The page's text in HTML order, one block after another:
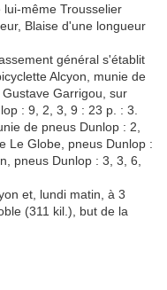
lui-même Trousselier
Blaise d'une longueur
général s'établit
Alcyon, munie de
Garrigou, sur
: 9, 2, 3, 9 : 23 p. : 3.
de pneus Dunlop : 2,
Le Globe, pneus Dunlop :
pneus Dunlop : 3, 3, 6,
et, lundi matin, à 3
(311 kil.), but de la